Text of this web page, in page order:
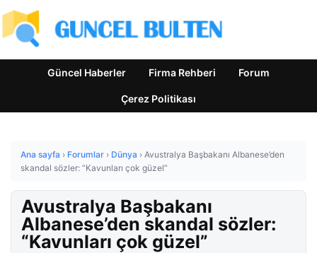
Güncel Haberler Firma Rehberi Forum
Çerez Politikası
Ana sayfa › Forumlar › Dünya › Avustralya Başbakanı Albanese’den
skandal sözler: “Kavunları çok güzel”
Avustralya Başbakanı
Albanese’den skandal sözler:
“Kavunları çok güzel”